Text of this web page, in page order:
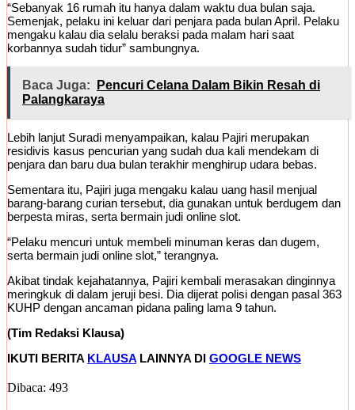
“Sebanyak 16 rumah itu hanya dalam waktu dua bulan saja.
Semenjak, pelaku ini keluar dari penjara pada bulan April. Pelaku
mengaku kalau dia selalu beraksi pada malam hari saat
korbannya sudah tidur” sambungnya.
Baca Juga:
Pencuri Celana Dalam Bikin Resah di
Palangkaraya
Lebih lanjut Suradi menyampaikan, kalau Pajiri merupakan
residivis kasus pencurian yang sudah dua kali mendekam di
penjara dan baru dua bulan terakhir menghirup udara bebas.
Sementara itu, Pajiri juga mengaku kalau uang hasil menjual
barang-barang curian tersebut, dia gunakan untuk berdugem dan
berpesta miras, serta bermain judi online slot.
“Pelaku mencuri untuk membeli minuman keras dan dugem,
serta bermain judi online slot,” terangnya.
Akibat tindak kejahatannya, Pajiri kembali merasakan dinginnya
meringkuk di dalam jeruji besi. Dia dijerat polisi dengan pasal 363
KUHP dengan ancaman pidana paling lama 9 tahun.
(Tim Redaksi Klausa)
IKUTI BERITA KLAUSA LAINNYA DI GOOGLE NEWS
Dibaca: 493